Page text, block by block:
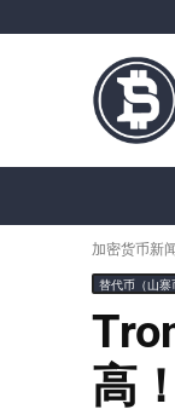
加密货币新
替代币（山寨
高！